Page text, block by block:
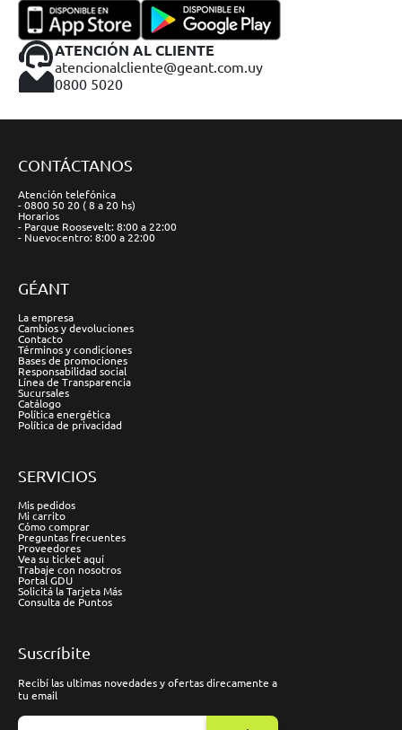
ATENCIÓN AL CLIENTE
atencionalcliente@geant.com.uy
0800 5020
CONTÁCTANOS
Atención telefónica
- 0800 50 20 ( 8 a 20 hs)
Horarios
- Parque Roosevelt: 8:00 a 22:00
- Nuevocentro: 8:00 a 22:00
GÉANT
La empresa
Cambios y devoluciones
Contacto
Términos y condiciones
Bases de promociones
Responsabilidad social
Línea de Transparencia
Sucursales
Catálogo
Política energética
Política de privacidad
SERVICIOS
Mis pedidos
Mi carrito
Cómo comprar
Preguntas frecuentes
Proveedores
Vea su ticket aquí
Trabaje con nosotros
Portal GDU
Solicitá la Tarjeta Más
Consulta de Puntos
Suscríbite
Recibí las ultimas novedades y ofertas direcamente a
tu email